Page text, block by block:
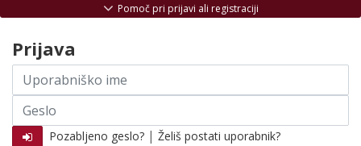
Pomoč pri prijavi ali registraciji
Prijava
Uporabniško
ime
Geslo
Pozabljeno geslo? | Želiš postati uporabnik?